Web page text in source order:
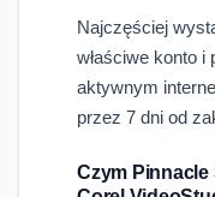
Najczęściej
właściwe konto
aktywnym
przez 7 dni od
Czym Pinnacle